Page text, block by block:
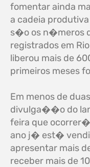
fomentar ainda
a cadeia
s�o os n�meros
registrados em
liberou mais de
primeiros meses
Em menos de
divulga��o do
feira que
ano j� est�
apresentar mais
receber mais de